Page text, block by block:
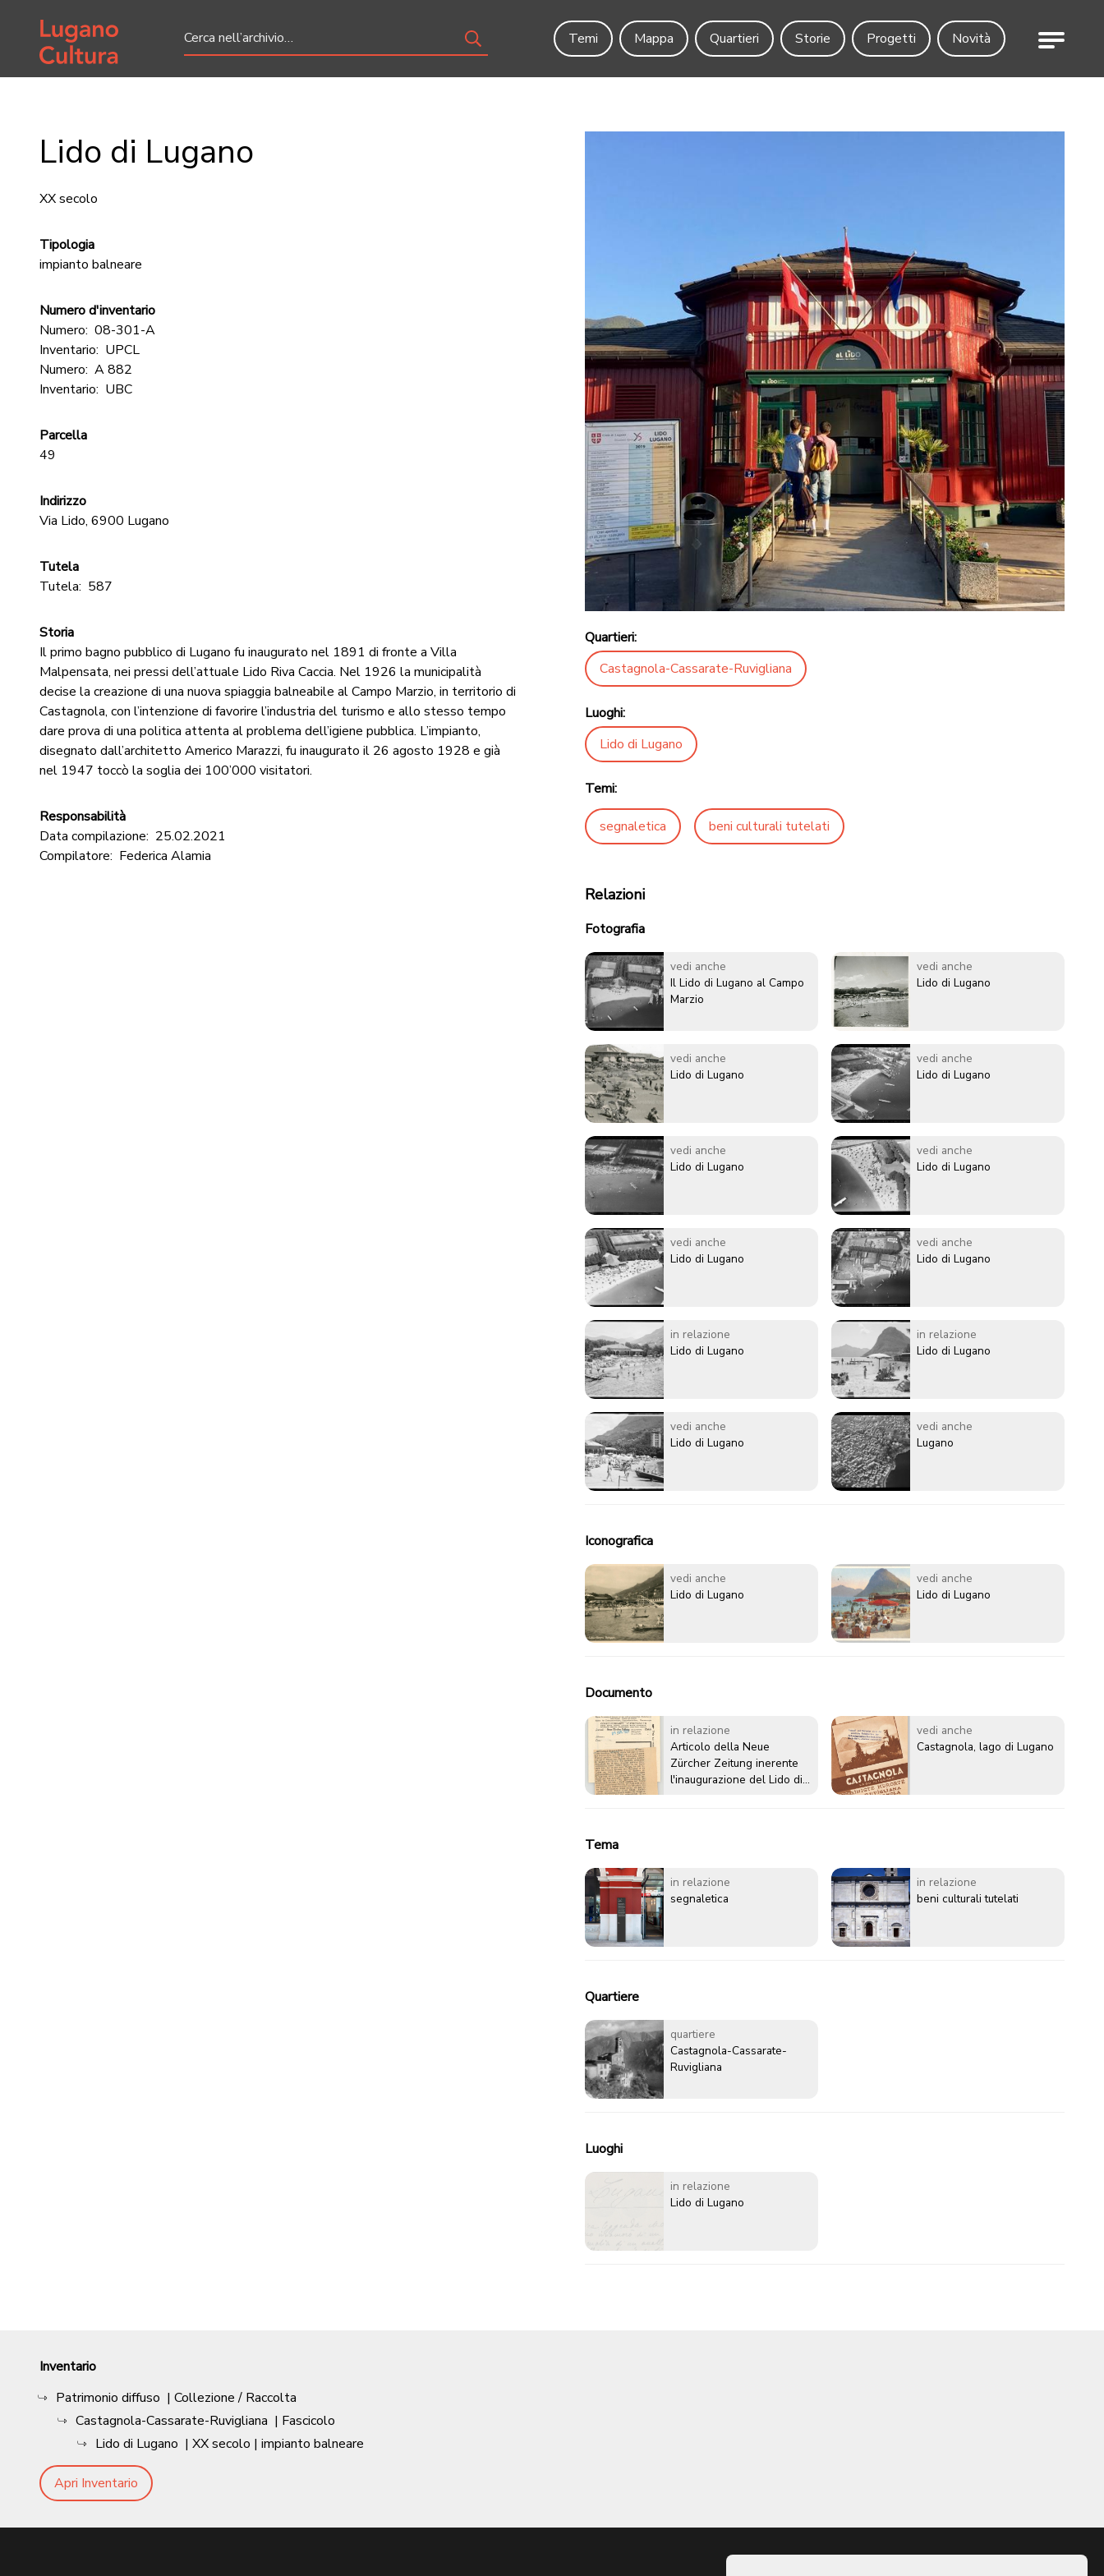
Home page
Temi
Mappa Quartieri Storie Progetti Novità Menu
Lido di Lugano
XX secolo
Tipologia
impianto balneare
Numero d'inventario
Numero: 08-301-A
Inventario: UPCL
Numero: A 882
Inventario: UBC
Parcella
49
Indirizzo
Via Lido, 6900 Lugano
Tutela
Tutela: 587
Storia
Il primo bagno pubblico di Lugano fu inaugurato nel 1891 di fronte a Villa
Malpensata, nei pressi dell’attuale Lido Riva Caccia. Nel 1926 la municipalità
decise la creazione di una nuova spiaggia balneabile al Campo Marzio, in territorio di
Castagnola, con l’intenzione di favorire l’industria del turismo e allo stesso tempo
dare prova di una politica attenta al problema dell’igiene pubblica. L’impianto,
disegnato dall’architetto Americo Marazzi, fu inaugurato il 26 agosto 1928 e già
nel 1947 toccò la soglia dei 100’000 visitatori.
Responsabilità
Data compilazione: 25.02.2021
Compilatore: Federica Alamia
Quartieri:
Castagnola-Cassarate-Ruvigliana
Luoghi:
Lido di Lugano
Temi:
segnaletica beni culturali tutelati
Relazioni
Fotografia
vedi anche
Il Lido di Lugano al Campo
Marzio
vedi anche
Lido di Lugano
vedi anche
Lido di Lugano
vedi anche
Lido di Lugano
vedi anche
Lido di Lugano
vedi anche
Lido di Lugano
vedi anche
Lido di Lugano
vedi anche
Lido di Lugano
in relazione
Lido di Lugano
in relazione
Lido di Lugano
vedi anche
Lido di Lugano
vedi anche
Lugano
Iconografica
vedi anche
Lido di Lugano
vedi anche
Lido di Lugano
Documento
in relazione
Articolo della Neue
Zürcher Zeitung inerente
l'inaugurazione del Lido di
vedi anche
Castagnola, lago di Lugano
Tema
in relazione
segnaletica
in relazione
beni culturali tutelati
Quartiere
quartiere
Castagnola-Cassarate-
Ruvigliana
Luoghi
in relazione
Lido di Lugano
Inventario
Patrimonio diffuso | Collezione / Raccolta
Castagnola-Cassarate-Ruvigliana | Fascicolo
Lido di Lugano | XX secolo | impianto balneare
Apri Inventario